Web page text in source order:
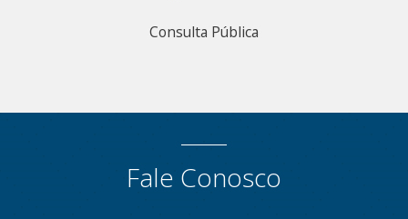
Consulta Pública
Fale Conosco